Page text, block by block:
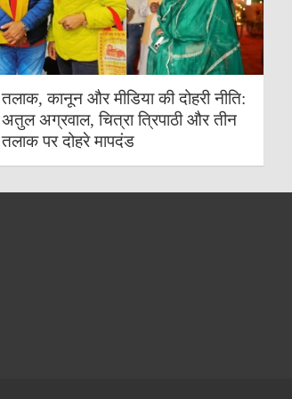
तलाक, कानून और मीडिया की दोहरी नीति:
अतुल अग्रवाल, चित्रा त्रिपाठी और तीन
तलाक पर दोहरे मापदंड